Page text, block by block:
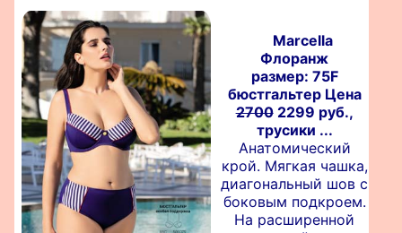
Marcella
Флоранж
размер: 75F
бюстгальтер Цена
27002299 руб.,
трусики ...
Анатомический
крой. Мягкая чашка,
диагональный шов с
боковым подкроем.
На расширенной